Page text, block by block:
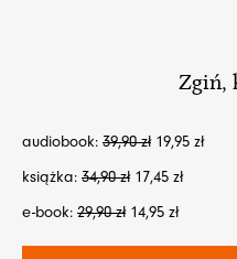
Zgiń,
audiobook: 39,90zł 19,95 zł
książka: 34,90zł 17,45 zł
e-book: 29,90zł 14,95 zł